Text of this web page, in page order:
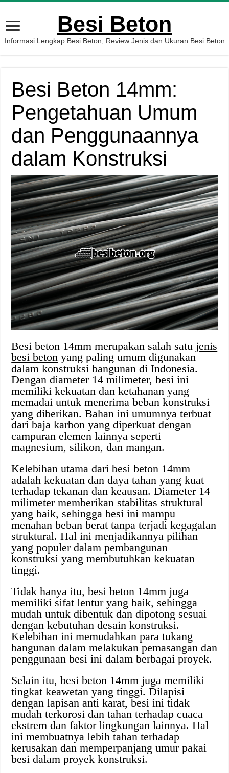
Besi Beton
Informasi Lengkap Besi Beton, Review Jenis dan Ukuran Besi Beton
Besi Beton 14mm:
Pengetahuan Umum
dan Penggunaannya
dalam Konstruksi
Besi beton 14mm merupakan salah satujenis
besi beton yang paling umum digunakan
dalam konstruksi bangunan di Indonesia.
Dengan diameter 14 milimeter, besi ini
memiliki kekuatan dan ketahanan yang
memadai untuk menerima beban konstruksi
yang diberikan. Bahan ini umumnya terbuat
dari baja karbon yang diperkuat dengan
campuran elemen lainnya seperti
magnesium, silikon, dan mangan.
Kelebihan utama dari besi beton 14mm
adalah kekuatan dan daya tahan yang kuat
terhadap tekanan dan keausan. Diameter 14
milimeter memberikan stabilitas struktural
yang baik, sehingga besi ini mampu
menahan beban berat tanpa terjadi kegagalan
struktural. Hal ini menjadikannya pilihan
yang populer dalam pembangunan
konstruksi yang membutuhkan kekuatan
tinggi.
Tidak hanya itu, besi beton 14mm juga
memiliki sifat lentur yang baik, sehingga
mudah untuk dibentuk dan dipotong sesuai
dengan kebutuhan desain konstruksi.
Kelebihan ini memudahkan para tukang
bangunan dalam melakukan pemasangan dan
penggunaan besi ini dalam berbagai proyek.
Selain itu, besi beton 14mm juga memiliki
tingkat keawetan yang tinggi. Dilapisi
dengan lapisan anti karat, besi ini tidak
mudah terkorosi dan tahan terhadap cuaca
ekstrem dan faktor lingkungan lainnya. Hal
ini membuatnya lebih tahan terhadap
kerusakan dan memperpanjang umur pakai
besi dalam proyek konstruksi.